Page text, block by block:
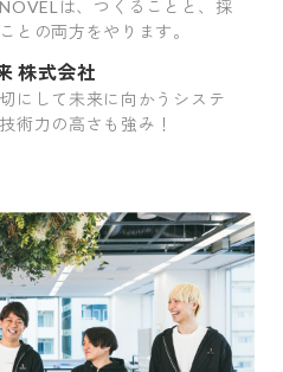
は、つくることと、採
との両方をやります。
株式会社
にして未来に向かうシステ
術力の高さも強み！